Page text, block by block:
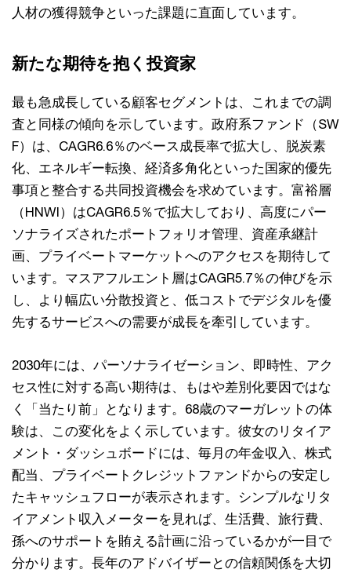
人材の獲得競争といった課題に直面しています。
新たな期待を抱く投資家
最も急成長している顧客セグメントは、これまでの調
査と同様の傾向を示しています。政府系ファンド（SW
F）は、CAGR6.6％のベース成長率で拡大し、脱炭素
化、エネルギー転換、経済多角化といった国家的優先
事項と整合する共同投資機会を求めています。富裕層
（HNWI）はCAGR6.5％で拡大しており、高度にパー
ソナライズされたポートフォリオ管理、資産承継計
画、プライベートマーケットへのアクセスを期待して
います。マスアフルエント層はCAGR5.7％の伸びを示
し、より幅広い分散投資と、低コストでデジタルを優
先するサービスへの需要が成長を牽引しています。
2030年には、パーソナライゼーション、即時性、アク
セス性に対する高い期待は、もはや差別化要因ではな
く「当たり前」となります。68歳のマーガレットの体
験は、この変化をよく示しています。彼女のリタイア
メント・ダッシュボードには、毎月の年金収入、株式
配当、プライベートクレジットファンドからの安定し
たキャッシュフローが表示されます。シンプルなリタ
イアメント収入メーターを見れば、生活費、旅行費、
孫へのサポートを賄える計画に沿っているかが一目で
分かります。長年のアドバイザーとの信頼関係を大切